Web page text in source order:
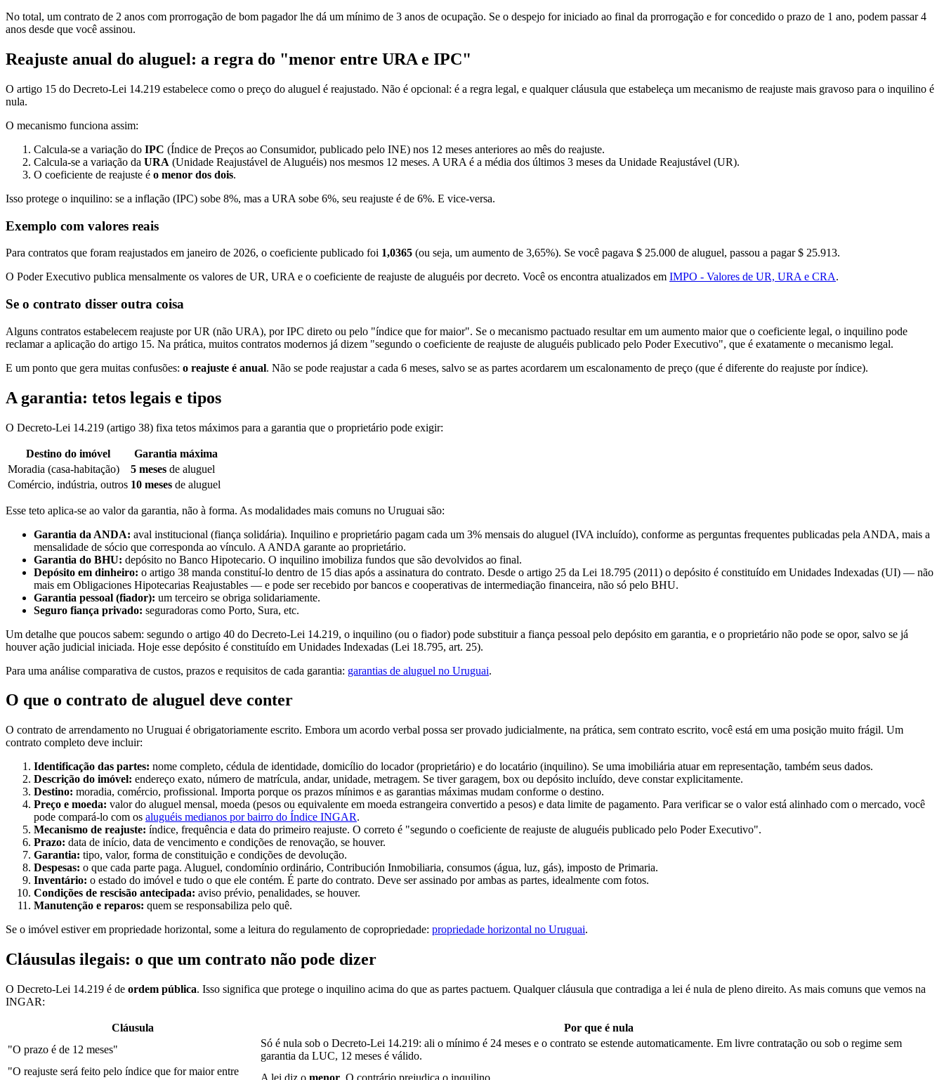
No total, um contrato de 2 anos com prorrogação de bom pagador lhe dá um mínimo de 3 anos de ocupação. Se o despejo for iniciado ao final da prorrogação e for concedido o prazo de 1 ano, podem passar 4
anos desde que você assinou.
Reajuste anual do aluguel: a regra do "menor entre URA e IPC"
O artigo 15 do Decreto-Lei 14.219 estabelece como o preço do aluguel é reajustado. Não é opcional: é a regra legal, e qualquer cláusula que estabeleça um mecanismo de reajuste mais gravoso para o inquilino é
nula.
O mecanismo funciona assim:
Calcula-se a variação do IPC (Índice de Preços ao Consumidor, publicado pelo INE) nos 12 meses anteriores ao mês do reajuste.
Calcula-se a variação da URA (Unidade Reajustável de Aluguéis) nos mesmos 12 meses. A URA é a média dos últimos 3 meses da Unidade Reajustável (UR).
O coeficiente de reajuste é o menor dos dois.
Isso protege o inquilino: se a inflação (IPC) sobe 8%, mas a URA sobe 6%, seu reajuste é de 6%. E vice-versa.
Exemplo com valores reais
Para contratos que foram reajustados em janeiro de 2026, o coeficiente publicado foi 1,0365 (ou seja, um aumento de 3,65%). Se você pagava $ 25.000 de aluguel, passou a pagar $ 25.913.
O Poder Executivo publica mensalmente os valores de UR, URA e o coeficiente de reajuste de aluguéis por decreto. Você os encontra atualizados em IMPO - Valores de UR, URA e CRA.
Se o contrato disser outra coisa
Alguns contratos estabelecem reajuste por UR (não URA), por IPC direto ou pelo "índice que for maior". Se o mecanismo pactuado resultar em um aumento maior que o coeficiente legal, o inquilino pode
reclamar a aplicação do artigo 15. Na prática, muitos contratos modernos já dizem "segundo o coeficiente de reajuste de aluguéis publicado pelo Poder Executivo", que é exatamente o mecanismo legal.
E um ponto que gera muitas confusões: o reajuste é anual. Não se pode reajustar a cada 6 meses, salvo se as partes acordarem um escalonamento de preço (que é diferente do reajuste por índice).
A garantia: tetos legais e tipos
O Decreto-Lei 14.219 (artigo 38) fixa tetos máximos para a garantia que o proprietário pode exigir:
Destino do imóvel
Garantia máxima
Moradia (casa-habitação)
5 meses de aluguel
Comércio, indústria, outros 10 meses de aluguel
Esse teto aplica-se ao valor da garantia, não à forma. As modalidades mais comuns no Uruguai são:
Garantia da ANDA: aval institucional (fiança solidária). Inquilino e proprietário pagam cada um 3% mensais do aluguel (IVA incluído), conforme as perguntas frequentes publicadas pela ANDA, mais a
mensalidade de sócio que corresponda ao vínculo. A ANDA garante ao proprietário.
Garantia do BHU: depósito no Banco Hipotecario. O inquilino imobiliza fundos que são devolvidos ao final.
Depósito em dinheiro: o artigo 38 manda constituí-lo dentro de 15 dias após a assinatura do contrato. Desde o artigo 25 da Lei 18.795 (2011) o depósito é constituído em Unidades Indexadas (UI) — não
mais em Obligaciones Hipotecarias Reajustables — e pode ser recebido por bancos e cooperativas de intermediação financeira, não só pelo BHU.
Garantia pessoal (fiador): um terceiro se obriga solidariamente.
Seguro fiança privado: seguradoras como Porto, Sura, etc.
Um detalhe que poucos sabem: segundo o artigo 40 do Decreto-Lei 14.219, o inquilino (ou o fiador) pode substituir a fiança pessoal pelo depósito em garantia, e o proprietário não pode se opor, salvo se já
houver ação judicial iniciada. Hoje esse depósito é constituído em Unidades Indexadas (Lei 18.795, art. 25).
Para uma análise comparativa de custos, prazos e requisitos de cada garantia: garantias de aluguel no Uruguai.
O que o contrato de aluguel deve conter
O contrato de arrendamento no Uruguai é obrigatoriamente escrito. Embora um acordo verbal possa ser provado judicialmente, na prática, sem contrato escrito, você está em uma posição muito frágil. Um
contrato completo deve incluir:
Identificação das partes: nome completo, cédula de identidade, domicílio do locador (proprietário) e do locatário (inquilino). Se uma imobiliária atuar em representação, também seus dados.
Descrição do imóvel: endereço exato, número de matrícula, andar, unidade, metragem. Se tiver garagem, box ou depósito incluído, deve constar explicitamente.
Destino: moradia, comércio, profissional. Importa porque os prazos mínimos e as garantias máximas mudam conforme o destino.
Preço e moeda: valor do aluguel mensal, moeda (pesos ou equivalente em moeda estrangeira convertido a pesos) e data limite de pagamento. Para verificar se o valor está alinhado com o mercado, você
pode compará-lo com os aluguéis medianos por bairro do Índice INGAR.
Mecanismo de reajuste: índice, frequência e data do primeiro reajuste. O correto é "segundo o coeficiente de reajuste de aluguéis publicado pelo Poder Executivo".
Prazo: data de início, data de vencimento e condições de renovação, se houver.
Garantia: tipo, valor, forma de constituição e condições de devolução.
Despesas: o que cada parte paga. Aluguel, condomínio ordinário, Contribución Inmobiliaria, consumos (água, luz, gás), imposto de Primaria.
Inventário: o estado do imóvel e tudo o que ele contém. É parte do contrato. Deve ser assinado por ambas as partes, idealmente com fotos.
Condições de rescisão antecipada: aviso prévio, penalidades, se houver.
Manutenção e reparos: quem se responsabiliza pelo quê.
Se o imóvel estiver em propriedade horizontal, some a leitura do regulamento de copropriedade: propriedade horizontal no Uruguai.
Cláusulas ilegais: o que um contrato não pode dizer
O Decreto-Lei 14.219 é de ordem pública. Isso significa que protege o inquilino acima do que as partes pactuem. Qualquer cláusula que contradiga a lei é nula de pleno direito. As mais comuns que vemos na
INGAR:
Cláusula
Por que é nula
"O prazo é de 12 meses"
Só é nula sob o Decreto-Lei 14.219: ali o mínimo é 24 meses e o contrato se estende automaticamente. Em livre contratação ou sob o regime sem
garantia da LUC, 12 meses é válido.
"O reajuste será feito pelo índice que for maior entre